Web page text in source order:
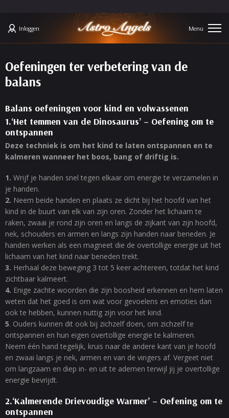
Inloggen
Oefeningen ter verbetering van de
balans
Balans oefeningen voor kind en volwassenen
1.‘Het temmen van de Dinosaurus’ – Oefening om te
ontspannen
Deze techniek is om het kind te laten ontspannen en te
kalmeren wanneer het boos, bang of driftig is.
1. Wrijf je handen snel tegen elkaar om energie te verzamelen in
je handen.
2. Neem beide handen en plaats ze dicht bij het hoofd van het
kind in de buurt van elk van zijn oren. Zonder het lichaam te
raken, zwaai je rond zijn oren en langs de zijkant van zijn hoofd,
nek, schouders en armen en langs zijn handen naar beneden. Je
handen werken als een magneet die de overtollige energie uit het
lichaam van het kind naar beneden trekt.
3. Herhaal deze beweging 3 tot 5 keer achtereen, totdat het kind
zichtbaar kalmeert.
4. Enige zachte woorden die zijn boosheid erkennen en hem laten
weten dat het goed is om wat voor gevoelens en emoties dan
ook te hebben, kunnen nuttig zijn voor het kind.
5. Ouders kunnen dit ook bij zichzelf doen, om zichzelf te
ontspannen en hun eigen overtollige energie te kalmeren.
Neem één hand tegelijk, kruis naar de andere kant van je hoofd
en zwaai langs je nek, armen en van de vingers af. Vergeet niet
om langzaam en diep in- en uit te ademen terwijl jij je overtollige
energie bevrijdt.
2.‘Kalmerende Drievoudige Warmer’ – Oefening om te
ontspannen